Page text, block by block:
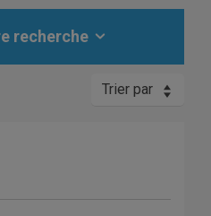
recherche
Trier par